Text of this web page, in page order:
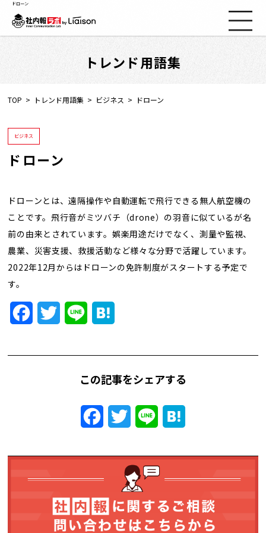
社内報ノウハウ
セミナー情報
資料コーナー
動画コーナー
支援実績
トレンド用語集
社長ブログ
ドローン
トレンド用語集
TOP トレンド用語集 ビジネス ドローン
ビジネス
ドローン
ドローンとは、遠隔操作や自動運転で飛行できる無人航空機の
ことです。飛行音がミツバチ（drone）の羽音に似ているが名
前の由来とされています。娯楽用途だけでなく、測量や監視、
農業、災害支援、救援活動など様々な分野で活躍しています。
2022年12月からはドローンの免許制度がスタートする予定で
す。
FacebookTwitter Line
この記事をシェアする
FacebookTwitter Line